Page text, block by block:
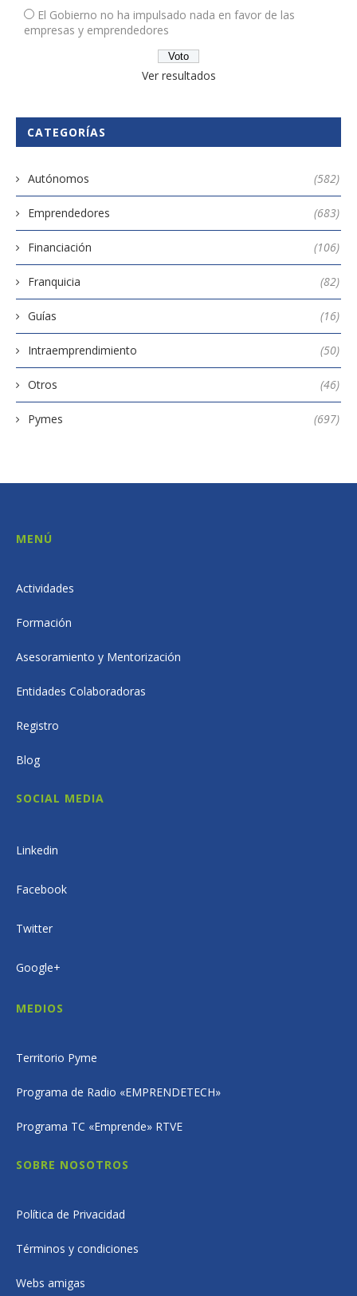
El Gobierno no ha impulsado nada en favor de las
empresas y emprendedores
Ver resultados
CATEGORÍAS
Autónomos (582)
Emprendedores (683)
Financiación (106)
Franquicia (82)
Guías (16)
Intraemprendimiento (50)
Otros (46)
Pymes (697)
MENÚ
Actividades
Formación
Asesoramiento y Mentorización
Entidades Colaboradoras
Registro
Blog
SOCIAL MEDIA
Linkedin
Facebook
Twitter
Google+
MEDIOS
Territorio Pyme
Programa de Radio «EMPRENDETECH»
Programa TC «Emprende» RTVE
SOBRE NOSOTROS
Política de Privacidad
Términos y condiciones
Webs amigas